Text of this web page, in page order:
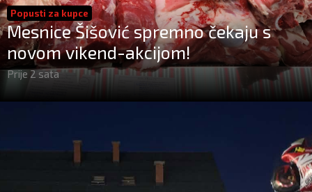
Popusti za kupce
Mesnice Šišović spremno čekaju s
novom vikend-akcijom!
Prije 2 sata